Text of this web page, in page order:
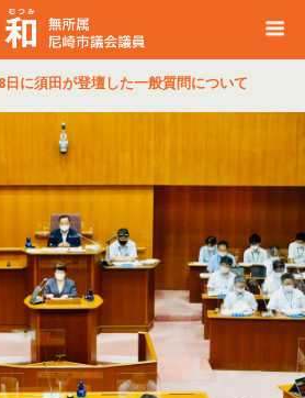
に須田が登壇した一般質問について